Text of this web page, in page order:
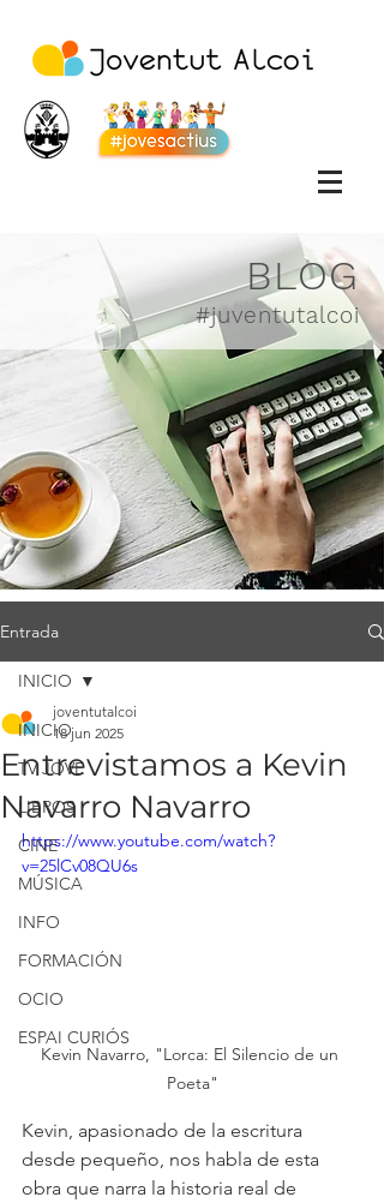
BLOG
#juventutalcoi
Entrada
INICIO
TV JOVE
LIBROS
CINE
MÚSICA
INFO
FORMACIÓN
OCIO
ESPAI CURIÓS
INICIO
Entrevistamos a Kevin
Navarro Navarro
joventutalcoi
18 jun 2025
https://www.youtube.com/watch?
v=25lCv08QU6s
Kevin Navarro, "Lorca: El Silencio de un
Poeta"
Kevin, apasionado de la escritura
desde pequeño, nos habla de esta
obra que narra la historia real de